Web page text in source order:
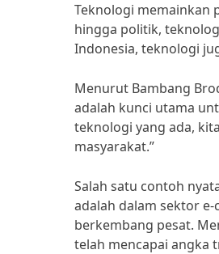
Teknologi memainkan
hingga politik,
Indonesia, teknologi
Menurut Bambang
adalah kunci utama
teknologi yang ada,
masyarakat.”
Salah satu contoh
adalah dalam sektor
berkembang pesat.
telah mencapai angka